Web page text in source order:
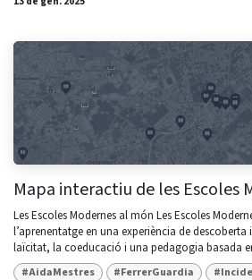
Mapa interactiu de les Escoles
Les Escoles Modernes al món Les Escoles
l’aprenentatge en una experiència de
laïcitat, la coeducació i una pedagogia basada
#AidaMestres #FerrerGuardia